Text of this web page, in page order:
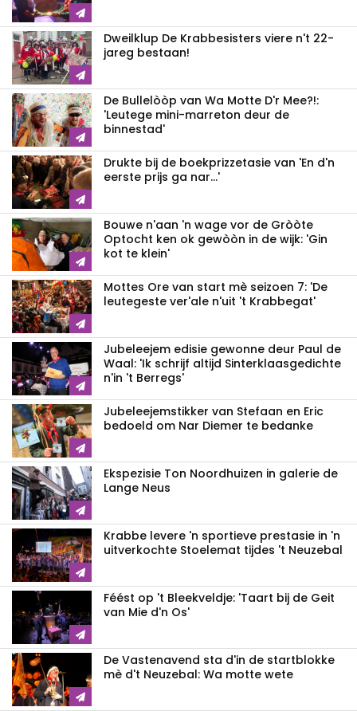
Dweilklup De Krabbesisters viere n't 22-
jareg bestaan!
De Bullelòòp van Wa Motte D'r Mee?!:
'Leutege mini-marreton deur de
binnestad'
Drukte bij de boekprizzetasie van 'En d'n
eerste prijs ga nar...'
Bouwe n'aan 'n wage vor de Gròòte
Optocht ken ok gewòòn in de wijk: 'Gin
kot te klein'
Mottes Ore van start mè seizoen 7: 'De
leutegeste ver'ale n'uit 't Krabbegat'
Jubeleejem edisie gewonne deur Paul de
Waal: 'Ik schrijf altijd Sinterklaasgedichte
n'in 't Berregs'
Jubeleejemstikker van Stefaan en Eric
bedoeld om Nar Diemer te bedanke
Ekspezisie Ton Noordhuizen in galerie de
Lange Neus
Krabbe levere 'n sportieve prestasie in 'n
uitverkochte Stoelemat tijdes 't Neuzebal
Féést op 't Bleekveldje: 'Taart bij de Geit
van Mie d'n Os'
De Vastenavend sta d'in de startblokke
mè d't Neuzebal: Wa motte wete